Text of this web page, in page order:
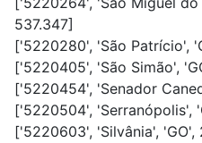
537.347]
['5220280', 'São Patrício',
['5220405', 'São Simão',
['5220454', 'Senador
['5220504', 'Serranópolis',
['5220603', 'Silvânia', 'GO',